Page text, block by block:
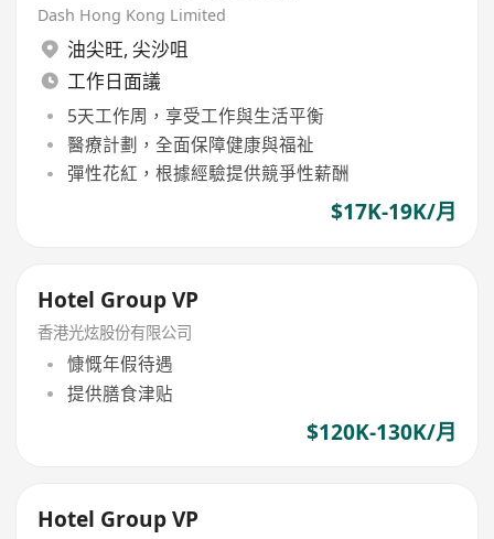
Dash Hong Kong Limited
油尖旺, 尖沙咀
工作日面議
5天工作周，享受工作與生活平衡
醫療計劃，全面保障健康與福祉
彈性花紅，根據經驗提供競爭性薪酬
$17K-19K/月
Hotel Group VP
香港光炫股份有限公司
慷慨年假待遇
提供膳食津贴
$120K-130K/月
Hotel Group VP